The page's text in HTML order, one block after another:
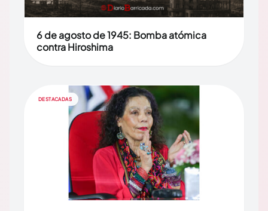
6 de agosto de 1945: Bomba atómica
contra Hiroshima
DESTACADAS